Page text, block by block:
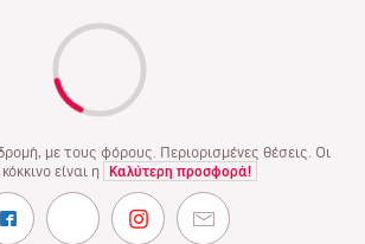
με τους φόρους. Περιορισμένες θέσεις. Οι
είναι η
Καλύτερη προσφορά!